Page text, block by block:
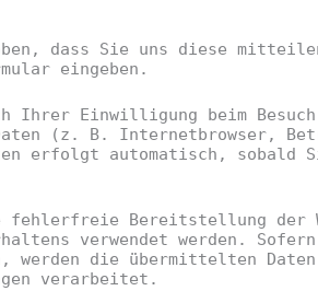
dass Sie uns diese
eingeben.
Ihrer Einwilligung beim
(z. B. Internetbrowser,
erfolgt automatisch, sobald
fehlerfreie Bereitstellung der
verwendet werden.
werden die übermittelten
verarbeitet.